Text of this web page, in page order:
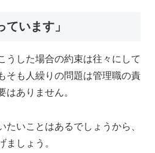
ています」
うした場合の約束は往々にして
そも人繰りの問題は管理職の責
はありません。
たいことはあるでしょうから、
ましょう。